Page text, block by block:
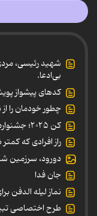
شهید رئیسی،
بی‌ادعا.
کدهای پیشواز
چطور خودمان را از نظر ذهنی ۳۸
کن ۲۰۲۵؛ جشنواره‌ای علیه خانواده
راز افرادی که
دورود، سرزمین
جان فدا
نماز لیله الدفن
طرح اختصاصی